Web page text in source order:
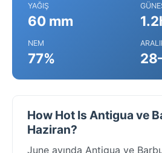
YAĞIŞ
60 mm
NEM
77%
How Hot Is Antigua ve
Haziran?
June ayında Antigua ve